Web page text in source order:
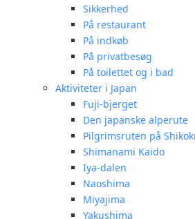
Sikkerhed
På restaurant
På indkøb
På privatbesøg
På toilettet og i bad
Aktiviteter i Japan
Fuji-bjerget
Den japanske alperute
Pilgrimsruten på
Shimanami Kaido
Iya-dalen
Naoshima
Miyajima
Yakushima